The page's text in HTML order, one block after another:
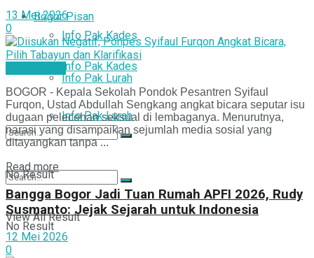
Bogor Pisan
Info Pak Kades
Info Pak Lurah
No Result
Info Pak Kades
Info Pak Lurah
No Result
View All Result
13 Mei 2026
0
BOGOR - Kepala Sekolah Pondok Pesantren Syifaul
Furqon, Ustad Abdullah Sengkang angkat bicara seputar isu
dugaan pelecehan seksual di lembaganya. Menurutnya,
narasi yang disampaikan sejumlah media sosial yang
ditayangkan tanpa ...
Read more
Bangga Bogor Jadi Tuan Rumah APFI 2026, Rudy
Susmanto: Jejak Sejarah untuk Indonesia
12 Mei 2026
0